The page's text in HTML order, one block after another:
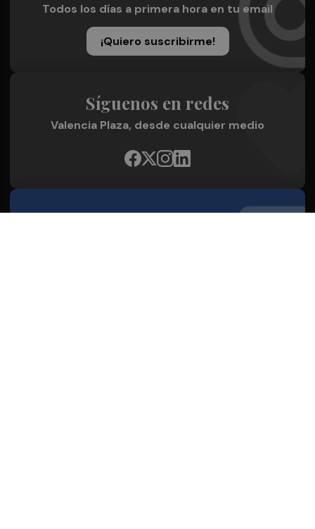
Todos los días a primera hora en tu email
¡Quiero suscribirme!
Síguenos en redes
Valencia Plaza, desde cualquier medio
Quienes Somos